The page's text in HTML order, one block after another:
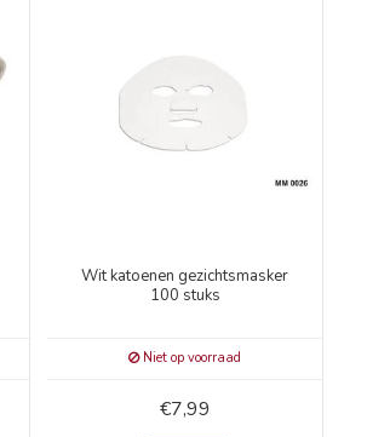
Wit katoenen gezichtsmasker
100 stuks
Niet op voorraad
€7,99